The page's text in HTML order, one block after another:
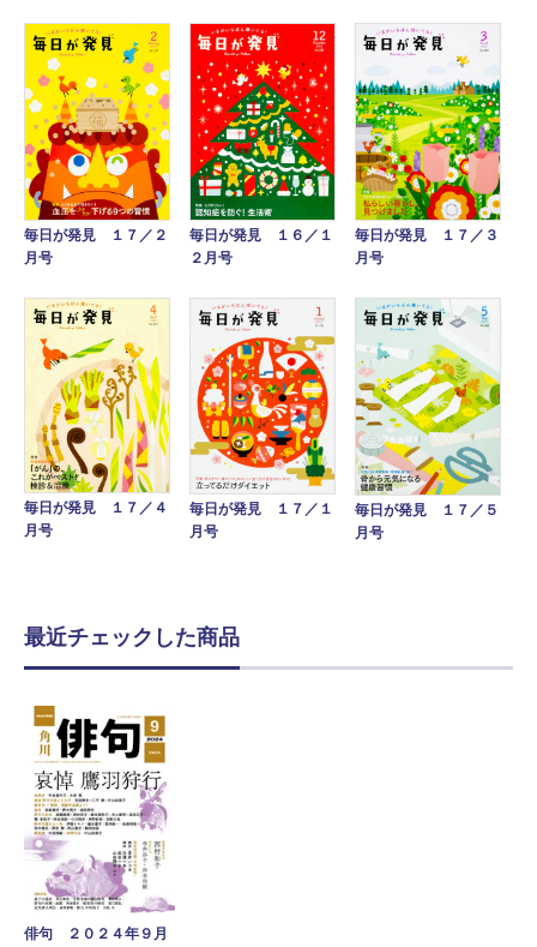
毎日が発見 １７／２
月号
毎日が発見 １６／１
２月号
毎日が発見 １７／３
月号
毎日が発見 １７／４
月号
毎日が発見 １７／１
月号
毎日が発見 １７／５
月号
最近チェックした商品
俳句 ２０２４年９月